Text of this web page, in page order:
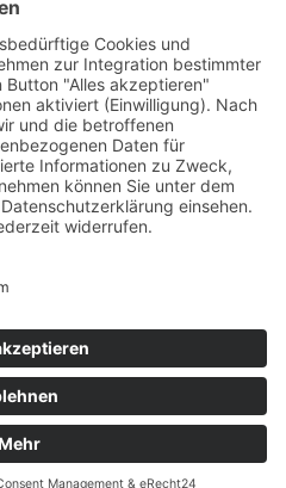
Modell
für Kinder
für Kinder
Behandlungen & Methoden